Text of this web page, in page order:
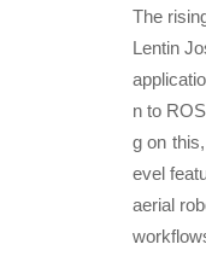
The
Lentin
n to
g on
evel
aerial